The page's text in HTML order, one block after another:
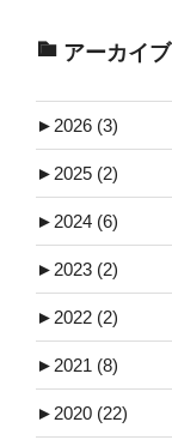
アーカイブ
► 2026 (3)
► 2025 (2)
► 2024 (6)
► 2023 (2)
► 2022 (2)
► 2021 (8)
► 2020 (22)